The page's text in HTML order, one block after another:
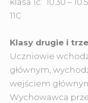
11C
Klasy drugie i
Uczniowie
głównym,
wejściem
Wychowawca